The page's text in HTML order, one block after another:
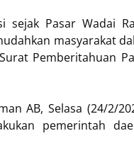
sejak Pasar Wadai
masyarakat
Pemberitahuan
AB, Selasa (24/2/
pemerintah